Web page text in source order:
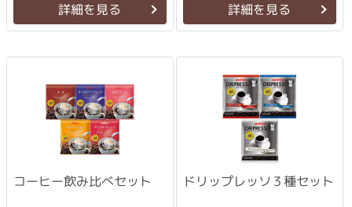
詳細を見る 詳細を見る
コーヒー飲み比べセット ドリップレッソ３種セット